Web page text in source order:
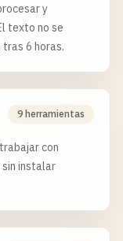
y
texto no se
tras 6 horas.
9 herramientas
con
sin instalar